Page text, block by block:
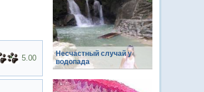
5.00
Несчастный случай у
водопада